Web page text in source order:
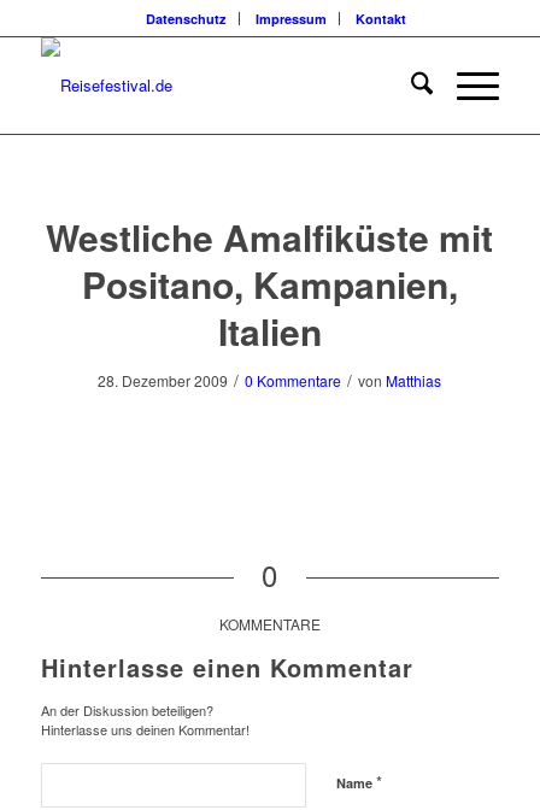
Datenschutz Impressum Kontakt
Westliche Amalfiküste mit
Positano, Kampanien,
Italien
28. Dezember 2009 / 0 Kommentare / von Matthias
0
KOMMENTARE
Hinterlasse einen Kommentar
An der Diskussion beteiligen?
Hinterlasse uns deinen Kommentar!
Name *